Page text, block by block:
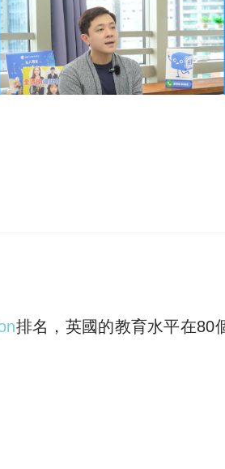
排名，英國的教育水平在80